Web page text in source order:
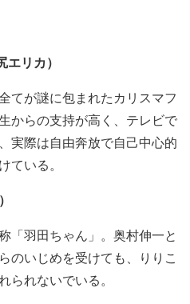
リカ）
てが謎に包まれたカリスマフ
からの支持が高く、テレビで
実際は自由奔放で自己中心的
ている。
）
「羽田ちゃん」。奥村伸一と
のいじめを受けても、りりこ
られないでいる。